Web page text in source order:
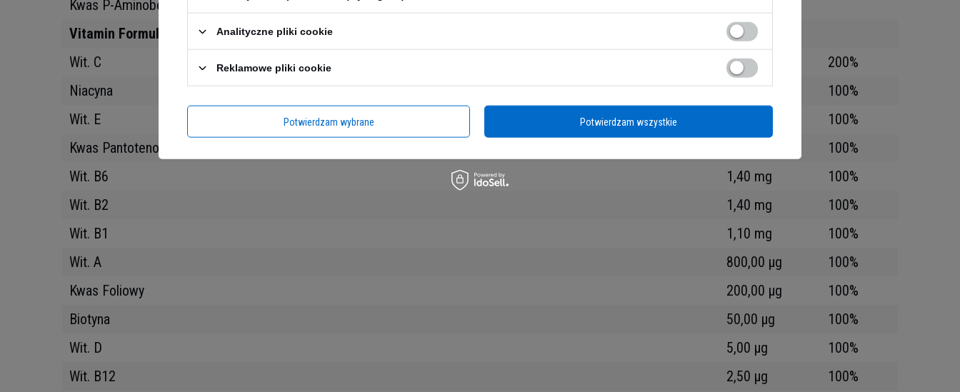
Kwas P-Aminobenzoesowy (PABA)
10,00 mg
Vitamin Formula
Wit. C
160,00 mg
200%
Niacyna
16,00 mg
100%
Wit. E
100%
Kwas Pantotenowy
100%
Wit. B6
1,40 mg
100%
Wit. B2
1,40 mg
100%
Wit. B1
1,10 mg
100%
Wit. A
800,00 µg
100%
Kwas Foliowy
200,00 µg
100%
Biotyna
50,00 µg
100%
Wit. D
5,00 µg
100%
Wit. B12
2,50 µg
100%
Analityczne pliki cookie
Reklamowe pliki cookie
Potwierdzam wybrane Potwierdzam wszystkie